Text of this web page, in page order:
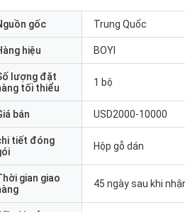
gốc Trung Quốc
hiệu BOYI
lượng đặt
tối thiểu
1 bộ
bán USD2000-10000
tiết đóng
Hộp gỗ dán
gian giao
45 ngày sau khi